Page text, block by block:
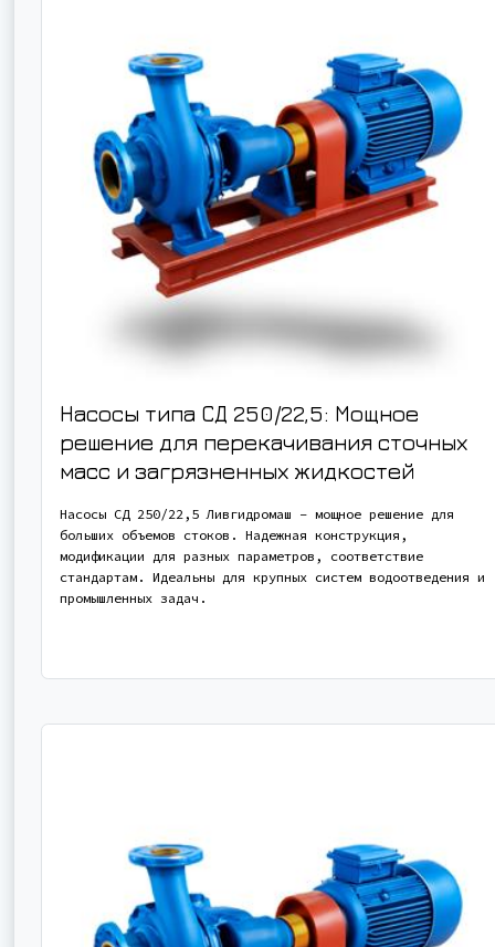
Насосы типа СД 250/22,5: Мощное
решение для перекачивания сточных
масс и загрязненных жидкостей
Насосы СД 250/22,5 Ливгидромаш – мощное решение для
больших объемов стоков. Надежная конструкция,
модификации для разных параметров, соответствие
стандартам. Идеальны для крупных систем водоотведения и
промышленных задач.